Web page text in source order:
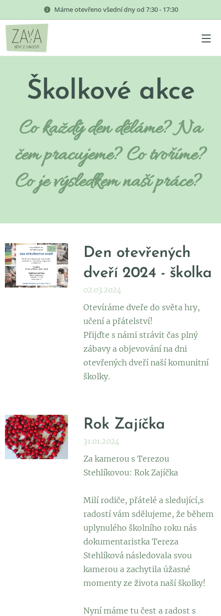
Máme otevřeno všední dny od 7:30 - 17:30
Školkové akce
Co každý den děláme? Na
čem pracujeme? Co tvoříme?
Co je výsledkem naší práce?
Den otevřených
dveří 2024 - školka
02.03.2024
Otevíráme dveře do světa hry,
učení a přátelství!
Přijďte s námi strávit čas plný
zábavy a objevování na dni
otevřených dveří naší komunitní
školky.
Rok Zajíčka
31.01.2024
Za kamerou s Terezou
Stehlíkovou: Rok Zajíčka
Milí rodiče, přátelé a sledující,s
radostí vám sdělujeme, že během
uplynulého školního roku nás
dokumentaristka Tereza
Stehlíková následovala svou
kamerou a zachytila úžasné
momenty ze života naší školky!
Nyní máme tu čest a radost s